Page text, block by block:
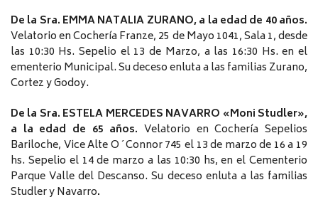
De la Sra. EMMA NATALIA ZURANO, a la edad de 40 años.
Velatorio en Cochería Franze, 25 de Mayo 1041, Sala 1, desde
las 10:30 Hs. Sepelio el 13 de Marzo, a las 16:30 Hs. en el
ementerio Municipal. Su deceso enluta a las familias Zurano,
Cortez y Godoy.
De la Sra. ESTELA MERCEDES NAVARRO «Moni Studler»,
a la edad de 65 años. Velatorio en Cochería Sepelios
Bariloche, Vice Alte O´Connor 745 el 13 de marzo de 16 a 19
hs. Sepelio el 14 de marzo a las 10:30 hs, en el Cementerio
Parque Valle del Descanso. Su deceso enluta a las familias
Studler y Navarro.